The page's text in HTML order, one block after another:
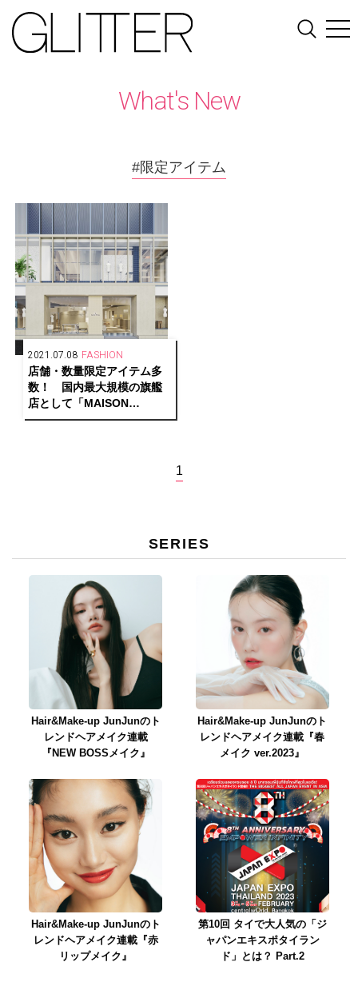
What's New
#限定アイテム
2021.07.08 FASHION
店舗・数量限定アイテム多
数！ 国内最大規模の旗艦
店として「MAISON
SPECIAL心斎橋店」がオー
1
SERIES
Hair&Make-up JunJunのト
レンドヘアメイク連載
『NEW BOSSメイク』
Hair&Make-up JunJunのト
レンドヘアメイク連載『春
メイク ver.2023』
Hair&Make-up JunJunのト
レンドヘアメイク連載『赤
リップメイク』
第10回 タイで大人気の「ジ
ャパンエキスポタイラン
ド」とは？ Part.2